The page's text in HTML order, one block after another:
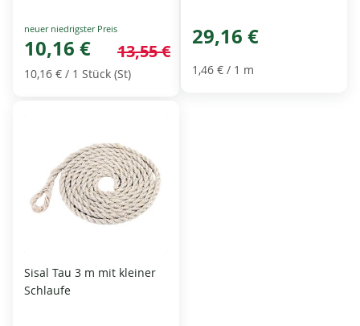
Special
Price
10,16 € 13,55 €
10,16 € / 1 Stück (St)
29,16 €
1,46 € / 1 m
Sisal Tau 3 m mit kleiner
Schlaufe